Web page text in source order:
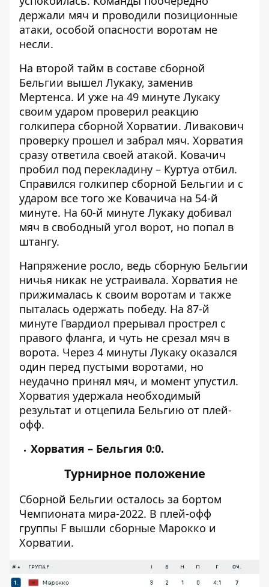
держали мяч и проводили позиционные
атаки, особой опасности воротам не
несли.
На второй тайм в составе сборной
Бельгии вышел Лукаку, заменив
Мертенса. И уже на 49 минуте Лукаку
своим ударом проверил реакцию
голкипера сборной Хорватии. Ливакович
проверку прошел и забрал мяч. Хорватия
сразу ответила своей атакой. Ковачич
пробил под перекладину – Куртуа отбил.
Справился голкипер сборной Бельгии и с
ударом все того же Ковачича на 54-й
минуте. На 60-й минуте Лукаку добивал
мяч в свободный угол ворот, но попал в
штангу.
Напряжение росло, ведь сборную Бельгии
ничья никак не устраивала. Хорватия не
прижималась к своим воротам и также
пыталась одержать победу. На 87-й
минуте Гвардиол прерывал прострел с
правого фланга, и чуть не срезал мяч в
ворота. Через 4 минуты Лукаку оказался
один перед пустыми воротами, но
неудачно принял мяч, и момент упустил.
Хорватия удержала необходимый
результат и отцепила Бельгию от плей-
офф.
Хорватия – Бельгия 0:0.
Турнирное положение
Сборной Бельгии осталось за бортом
Чемпионата мира-2022. В плей-офф
группы F вышли сборные Марокко и
Хорватии.